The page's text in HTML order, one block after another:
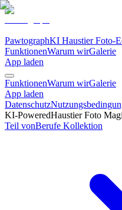
PawtographKI Haustier Foto-
FunktionenWarum wirGalerie
App laden
FunktionenWarum wirGalerie
App laden
Datenschutz
KI-PoweredHaustier Foto
Teil vonBerufe Kollektion